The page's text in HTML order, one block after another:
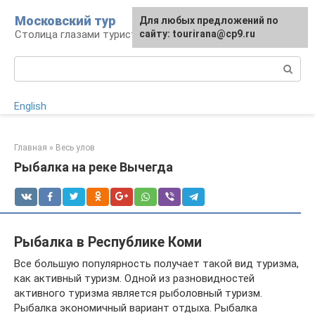
контенту
Московский тур
Столица глазами туриста
English
Главная » Весь улов
Рыбалка на реке Вычегда
Рыбалка в Республике Коми
Все большую популярность получает такой вид туризма,
как активный туризм. Одной из разновидностей
активного туризма является рыболовный туризм.
Рыбалка экономичный вариант отдыха. Рыбалка
Для любых предложений по
сайту: tourirana@cp9.ru